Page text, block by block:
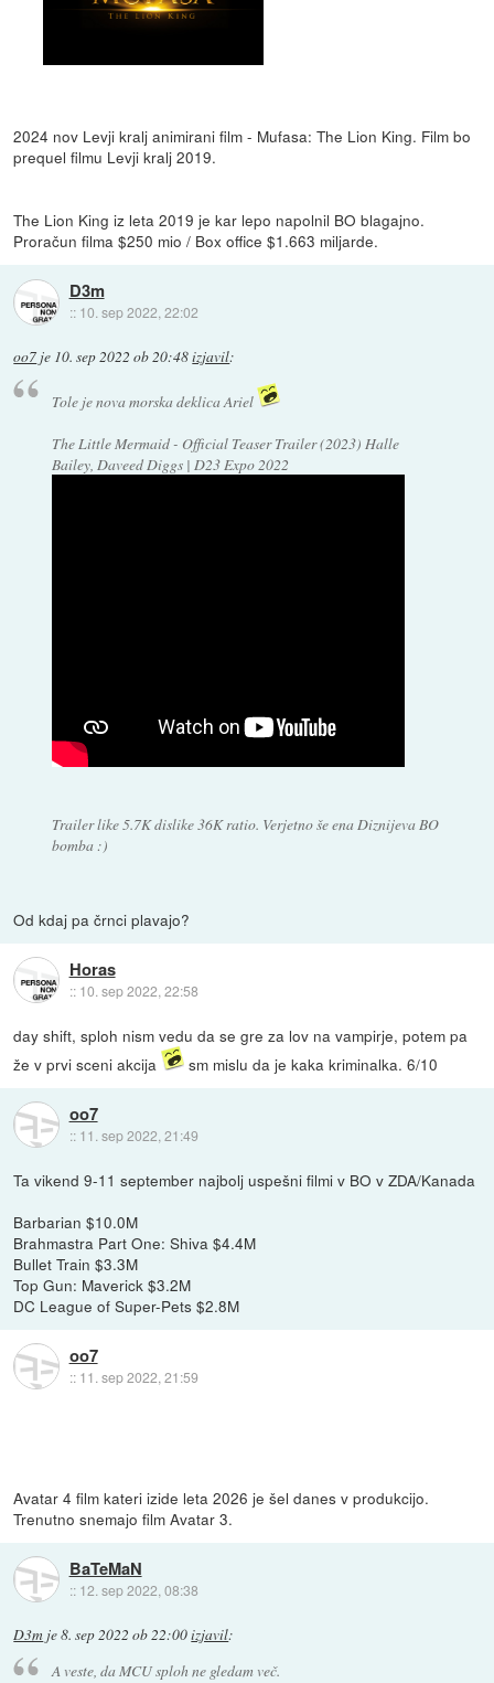
2024 nov Levji kralj animirani film - Mufasa: The Lion King. Film bo
prequel filmu Levji kralj 2019.
The Lion King iz leta 2019 je kar lepo napolnil BO blagajno.
Proračun filma $250 mio / Box office $1.663 miljarde.
D3m
:: 10. sep 2022, 22:02
oo7 je 10. sep 2022 ob 20:48izjavil:
Tole je nova morska deklica Ariel
The Little Mermaid - Official Teaser Trailer (2023) Halle
Bailey, Daveed Diggs | D23 Expo 2022
Trailer like 5.7K dislike 36K ratio. Verjetno še ena Diznijeva BO
bomba :)
Od kdaj pa črnci plavajo?
Horas
:: 10. sep 2022, 22:58
day shift, sploh nism vedu da se gre za lov na vampirje, potem pa
že v prvi sceni akcija
sm mislu da je kaka kriminalka. 6/10
oo7
:: 11. sep 2022, 21:49
Ta vikend 9-11 september najbolj uspešni filmi v BO v ZDA/Kanada
Barbarian $10.0M
Brahmastra Part One: Shiva $4.4M
Bullet Train $3.3M
Top Gun: Maverick $3.2M
DC League of Super-Pets $2.8M
oo7
:: 11. sep 2022, 21:59
Avatar 4 film kateri izide leta 2026 je šel danes v produkcijo.
Trenutno snemajo film Avatar 3.
BaTeMaN
:: 12. sep 2022, 08:38
D3m je8. sep 2022 ob 22:00izjavil:
A veste, da MCU sploh ne gledam več.